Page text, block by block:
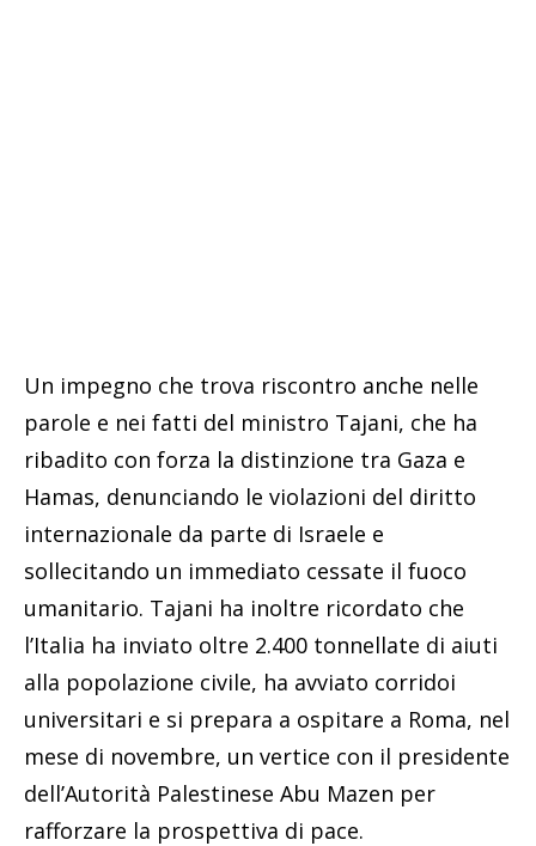
Un impegno che trova riscontro anche nelle
parole e nei fatti del ministro Tajani, che ha
ribadito con forza la distinzione tra Gaza e
Hamas, denunciando le violazioni del diritto
internazionale da parte di Israele e
sollecitando un immediato cessate il fuoco
umanitario. Tajani ha inoltre ricordato che
l’Italia ha inviato oltre 2.400 tonnellate di aiuti
alla popolazione civile, ha avviato corridoi
universitari e si prepara a ospitare a Roma, nel
mese di novembre, un vertice con il presidente
dell’Autorità Palestinese Abu Mazen per
rafforzare la prospettiva di pace.